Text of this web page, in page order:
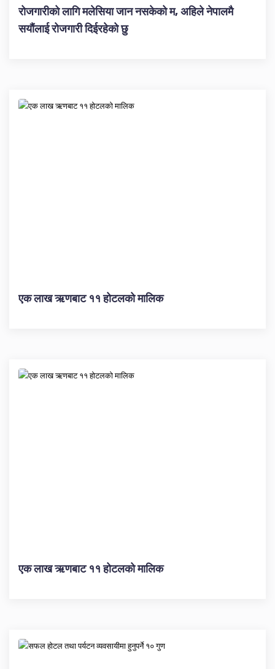
रोजगारीको लागि मलेसिया जान नसकेको म, अहिले नेपालमै
सयौंलाई रोजगारी दिईरहेको छु
एक लाख ऋणबाट ११ होटलको मालिक
एक लाख ऋणबाट ११ होटलको मालिक